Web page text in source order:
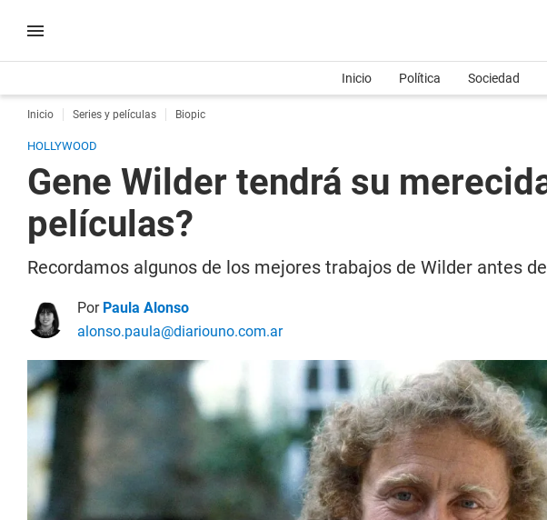
Inicio Política Sociedad
Inicio Series y películas Biopic
HOLLYWOOD
Gene Wilder tendrá su
películas?
Recordamos algunos de los mejores trabajos de Wilder antes
Por Paula Alonso
alonso.paula@diariouno.com.ar